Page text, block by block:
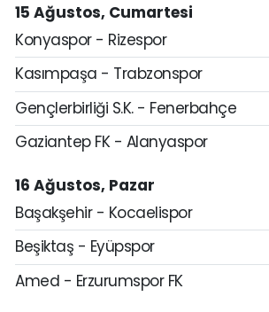
15 Ağustos, Cumartesi
Konyaspor - Rizespor
Kasımpaşa - Trabzonspor
Gençlerbirliği S.K. - Fenerbahçe
Gaziantep FK - Alanyaspor
16 Ağustos, Pazar
Başakşehir - Kocaelispor
Beşiktaş - Eyüpspor
Amed - Erzurumspor FK